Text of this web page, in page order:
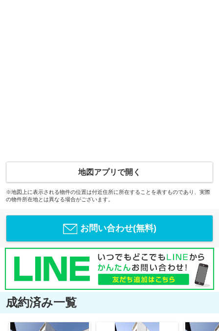
地図アプリで開く
※地図上に表示される物件の位置は付近住所に所在することを表すものであり、実際
の物件所在地とは異なる場合がございます。
お問い合わせ(無料)
成約済み一覧